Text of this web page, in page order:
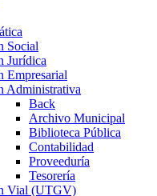
Social
Jurídica
Empresarial
Administrativa
Back
Archivo Municipal
Biblioteca Pública
Contabilidad
Proveeduría
Tesorería
Vial (UTGV)